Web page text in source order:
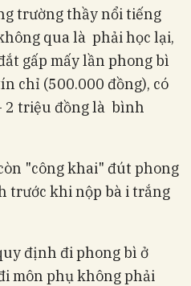
trường thầy nổi tiếng
qua là phải học lại,
gấp mấy lần phong bì
chỉ (500.000 đồng), có
2 triệu đồng là bình
"công khai" đút phong
trước khi nộp bà i trắng
định đi phong bì ở
môn phụ không phải